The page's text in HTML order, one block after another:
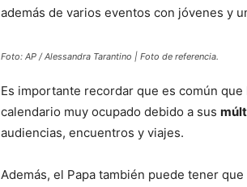
además de varios eventos con jóvenes y
Foto: AP / Alessandra Tarantino | Foto de referencia.
Es importante recordar que es común
calendario muy ocupado debido a sus
audiencias, encuentros y viajes.
Además, el Papa también puede tener